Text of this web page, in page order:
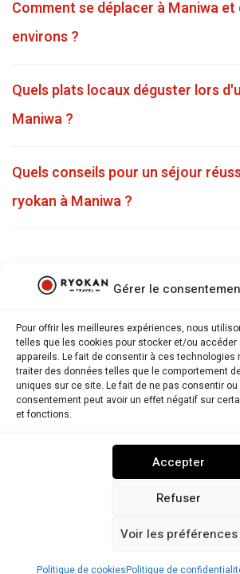
Gérer le
Pour offrir les meilleures expériences, nous
telles que les cookies pour stocker et/ou
appareils. Le fait de consentir à ces technologies
traiter des données telles que le comportement
uniques sur ce site. Le fait de ne pas consentir
consentement peut avoir un effet négatif sur
et fonctions.
Accepter
Refuser
Voir les préférences
Politique de cookiesPolitique de
Comment se déplacer à Maniwa et
environs ?
Quels plats locaux déguster lors
Maniwa ?
Quels conseils pour un séjour
ryokan à Maniwa ?
Ryokantravel.fr © Copyright 2025. Tous
MENTIONS LÉGALES POLITIQUE DE
POLITIQUE DE COOKIES (UE) NOUS
RYOKANTRAVEL USA